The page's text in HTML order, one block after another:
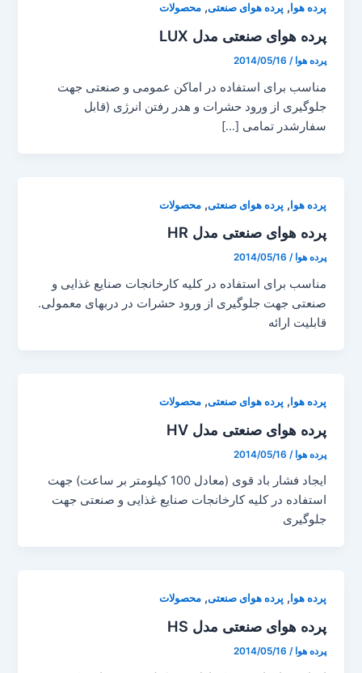
پرده هوا , پرده هوای صنعتی,محصولات
پرده هوای صنعتی مدل LUX
پرده هوا/
2014/05/16
مناسب برای استفاده در اماکن عمومی و صنعتی جهت
جلوگیری از ورود حشرات و هدر رفتن انرژی (قابل
سفارشدر تمامی […]
پرده هوا, پرده هوای صنعتی,محصولات
پرده هوای صنعتی مدل HR
پرده هوا/
2014/05/16
مناسب برای استفاده در کلیه کارخانجات صنایع غذایی و
صنعتی جهت جلوگیری از ورود حشرات در دربهای معمولی.
قابلیت ارائه
پرده هوا , پرده هوای صنعتی,محصولات
پرده هوای صنعتی مدل HV
پرده هوا/
2014/05/16
ایجاد فشار باد قوی (معادل 100 کیلومتر بر ساعت) جهت
استفاده در کلیه کارخانجات صنایع غذایی و صنعتی جهت
جلوگیری
پرده هوا , پرده هوای صنعتی,محصولات
پرده هوای صنعتی مدل HS
پرده هوا/
2014/05/16